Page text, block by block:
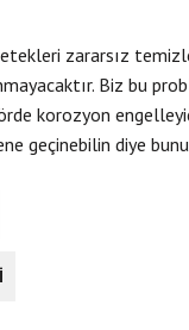
zararsız
Biz bu
korozyon
geçinebilin diye